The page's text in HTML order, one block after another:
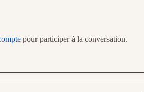
pour participer à la conversation.